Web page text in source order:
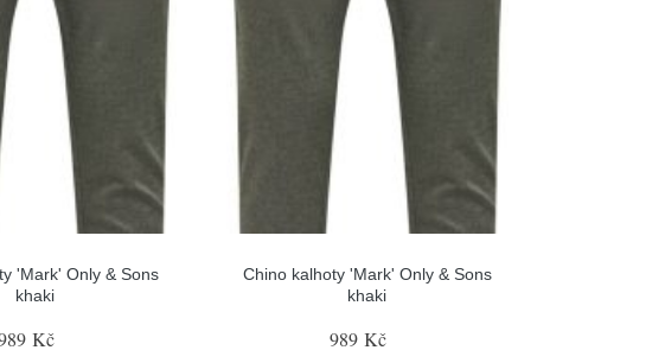
'Mark' Only & Sons
khaki
Kč
Chino kalhoty 'Mark' Only & Sons
khaki
989 Kč